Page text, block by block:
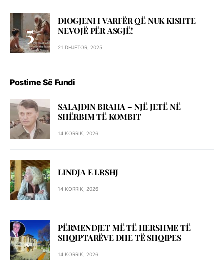
DIOGJENI I VARFËR QË NUK KISHTE
NEVOJË PËR ASGJË!
21 DHJETOR, 2025
Postime Së Fundi
SALAJDIN BRAHA – NJЁ JETЁ NЁ
SHЁRBIM TЁ KOMBIT
14 KORRIK, 2026
LINDJA E LRSHJ
14 KORRIK, 2026
PËRMENDJET MË TË HERSHME TË
SHQIPTARËVE DHE TË SHQIPES
14 KORRIK, 2026